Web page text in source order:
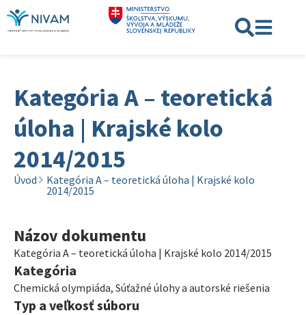
Kategória A – teoretická
úloha | Krajské kolo
2014/2015
Úvod
Kategória A – teoretická úloha | Krajské kolo
2014/2015
Názov dokumentu
Kategória A – teoretická úloha | Krajské kolo 2014/2015
Kategória
Chemická olympiáda, Súťažné úlohy a autorské riešenia
Typ a veľkosť súboru